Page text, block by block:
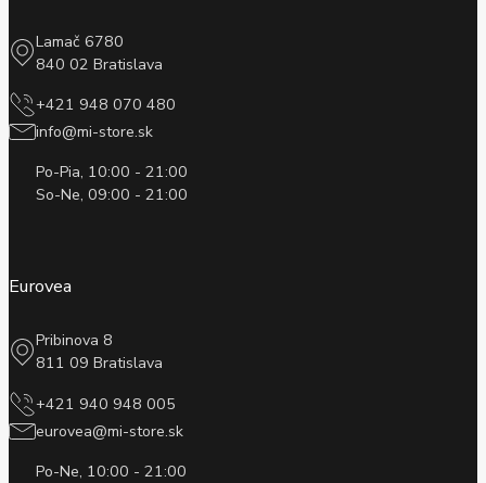
Lamač 6780
840 02 Bratislava
+421 948 070 480
info@mi-store.sk
Po-Pia, 10:00 - 21:00
So-Ne, 09:00 - 21:00
Eurovea
Pribinova 8
811 09 Bratislava
+421 940 948 005
eurovea@mi-store.sk
Po-Ne, 10:00 - 21:00